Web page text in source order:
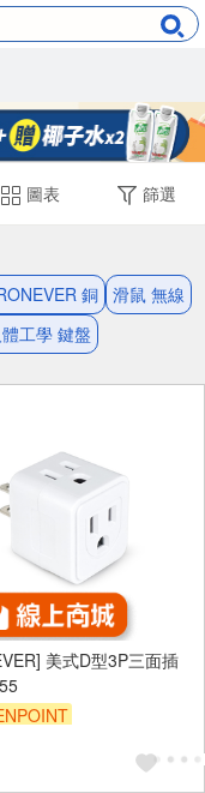
圖表 篩選
銅
滑鼠 無線
體工學 鍵盤
美式D型3P三面插